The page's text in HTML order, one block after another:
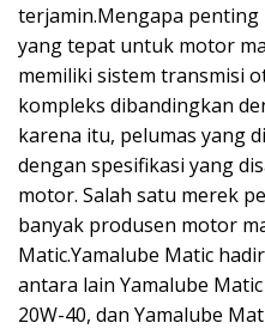
terjamin.Mengapa
yang tepat untuk motor
memiliki sistem transmisi
kompleks dibandingkan
karena itu, pelumas yang
dengan spesifikasi yang
motor. Salah satu merek
banyak produsen motor
Matic.Yamalube Matic
antara lain Yamalube
20W-40, dan Yamalube